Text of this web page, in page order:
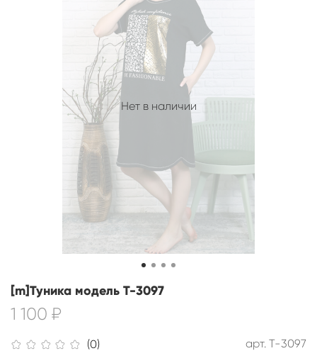
Нет в наличии
(0) арт. Т-3097
[m]Туника модель Т-3097
1 100 ₽